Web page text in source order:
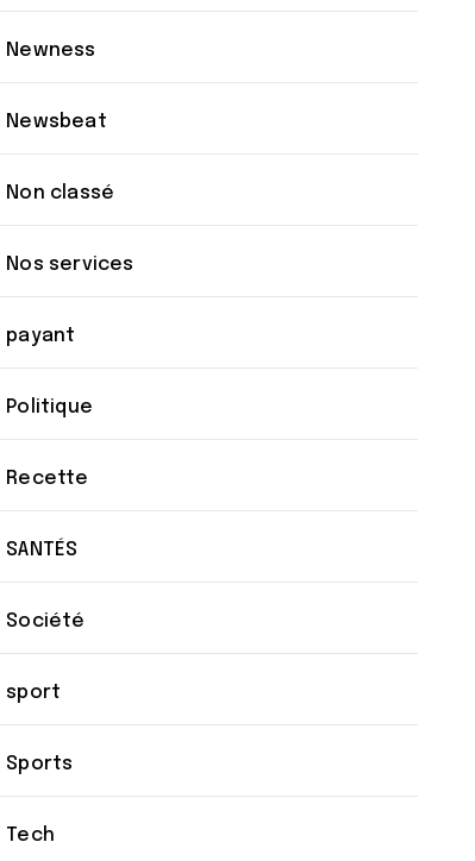
Newness
Newsbeat
Non classé
Nos services
payant
Politique
Recette
SANTÉS
Société
sport
Sports
Tech